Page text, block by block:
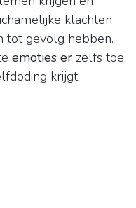
klachten
tot gevolg hebben.
emoties er zelfs toe
krijgt.